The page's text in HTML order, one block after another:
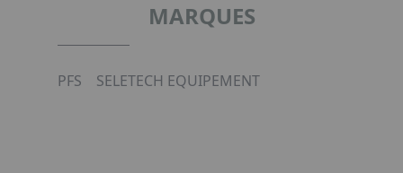
MARQUES
PFS SELETECH EQUIPEMENT